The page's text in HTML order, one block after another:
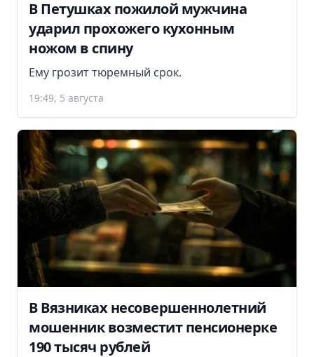
В Петушках пожилой мужчина
ударил прохожего кухонным
ножом в спину
Ему грозит тюремный срок.
19:49, 5 августа
В Вязниках несовершеннолетний
мошенник возместит пенсионерке
190 тысяч рублей